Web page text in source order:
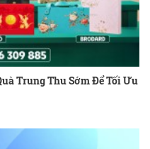
Trung Thu Sớm Để Tối Ưu